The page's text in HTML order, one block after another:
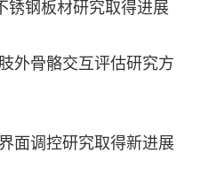
锈钢板材研究取得进展
外骨骼交互评估研究方
面调控研究取得新进展